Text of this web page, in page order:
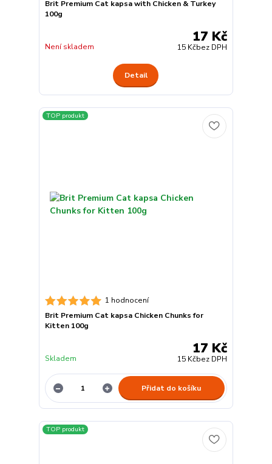
Brit Premium Cat kapsa with Chicken & Turkey
100g
17 Kč
15 Kčbez DPH
Není skladem
Detail
TOP produkt
1 hodnocení
Brit Premium Cat kapsa Chicken Chunks for
Kitten 100g
17 Kč
15 Kčbez DPH
Skladem
Přidat do košíku
TOP produkt